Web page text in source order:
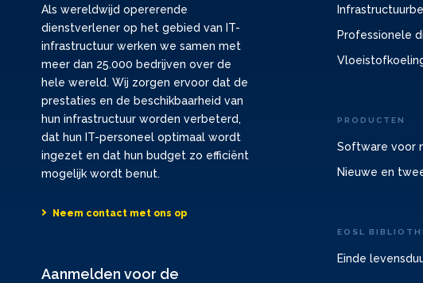
Als wereldwijd opererende
dienstverlener op het gebied van IT-
infrastructuur werken we samen met
meer dan 25.000 bedrijven over de
hele wereld. Wij zorgen ervoor dat de
prestaties en de beschikbaarheid van
hun infrastructuur worden verbeterd,
dat hun IT-personeel optimaal wordt
ingezet en dat hun budget zo efficiënt
mogelijk wordt benut.
Neem contact met ons op
Aanmelden voor de
Professionele
PRODUCTEN
Software voor
Nieuwe en
EOSL
Einde